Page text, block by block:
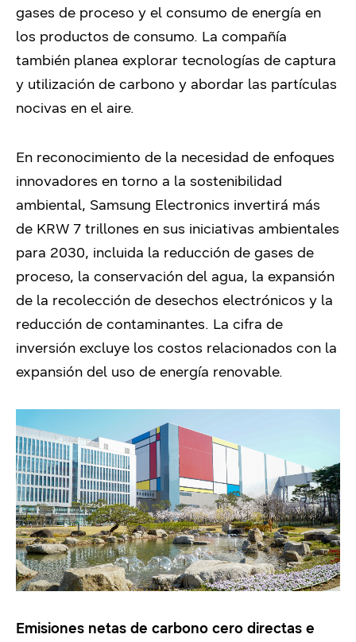
gases de proceso y el consumo de energía en
los productos de consumo. La compañía
también planea explorar tecnologías de captura
y utilización de carbono y abordar las partículas
nocivas en el aire.
En reconocimiento de la necesidad de enfoques
innovadores en torno a la sostenibilidad
ambiental, Samsung Electronics invertirá más
de KRW 7 trillones en sus iniciativas ambientales
para 2030, incluida la reducción de gases de
proceso, la conservación del agua, la expansión
de la recolección de desechos electrónicos y la
reducción de contaminantes. La cifra de
inversión excluye los costos relacionados con la
expansión del uso de energía renovable.
Emisiones netas de carbono cero directas e